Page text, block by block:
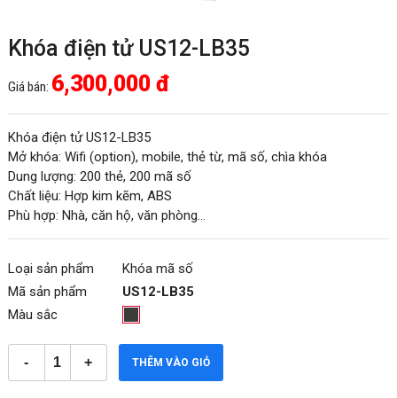
Khóa điện tử US12-LB35
Giá bán: 6,300,000 đ
Khóa điện tử US12-LB35
Mở khóa: Wifi (option), mobile, thẻ từ, mã số, chìa khóa
Dung lượng: 200 thẻ, 200 mã số
Chất liệu: Hợp kim kẽm, ABS
Phù hợp: Nhà, căn hộ, văn phòng...
Loại sản phẩm
Khóa mã số
Mã sản phẩm
US12-LB35
Màu sắc
THÊM VÀO GIỎ